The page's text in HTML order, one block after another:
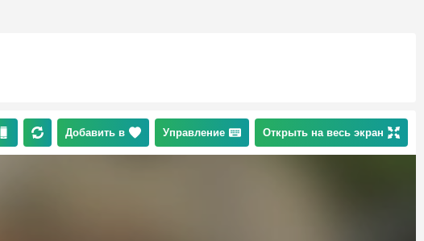
Добавить в Управление Открыть на весь экран